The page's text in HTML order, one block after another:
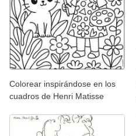
Colorear inspirándose en los
cuadros de Henri Matisse